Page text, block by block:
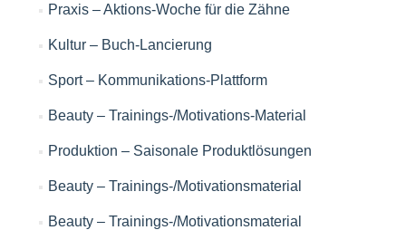
Praxis – Aktions-Woche für die Zähne
Kultur – Buch-Lancierung
Sport – Kommunikations-Plattform
Beauty – Trainings-/Motivations-Material
Produktion – Saisonale Produktlösungen
Beauty – Trainings-/Motivationsmaterial
Beauty – Trainings-/Motivationsmaterial